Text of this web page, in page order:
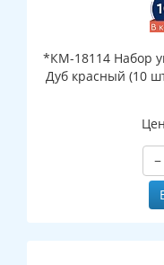
*КМ-18114 Набор
Дуб красный (10
−